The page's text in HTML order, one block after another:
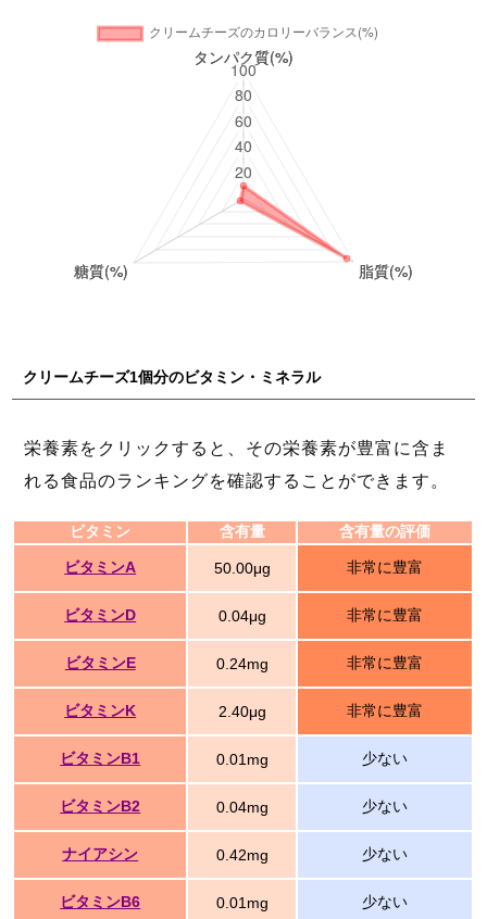
クリームチーズ1個分のビタミン・ミネラル
栄養素をクリックすると、その栄養素が豊富に含ま
れる食品のランキングを確認することができます。
ビタミン 含有量 含有量の評価
ビタミンA 50.00μg 非常に豊富
ビタミンD 0.04μg 非常に豊富
ビタミンE 0.24mg 非常に豊富
ビタミンK 2.40μg 非常に豊富
ビタミンB1 0.01mg 少ない
ビタミンB2 0.04mg 少ない
ナイアシン 0.42mg 少ない
ビタミンB6 0.01mg 少ない